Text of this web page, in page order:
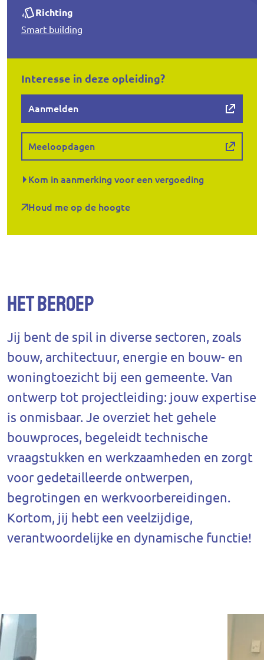
Richting
Smart building
Interesse in deze opleiding?
Aanmelden
Meeloopdagen
Kom in aanmerking voor een vergoeding
Houd me op de hoogte
Het beroep
Jij bent de spil in diverse sectoren, zoals
bouw, architectuur, energie en bouw- en
woningtoezicht bij een gemeente. Van
ontwerp tot projectleiding: jouw expertise
is onmisbaar. Je overziet het gehele
bouwproces, begeleidt technische
vraagstukken en werkzaamheden en zorgt
voor gedetailleerde ontwerpen,
begrotingen en werkvoorbereidingen.
Kortom, jij hebt een veelzijdige,
verantwoordelijke en dynamische functie!